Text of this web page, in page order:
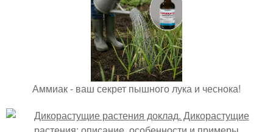
Аммиак - ваш секрет пышного лука и чеснока!